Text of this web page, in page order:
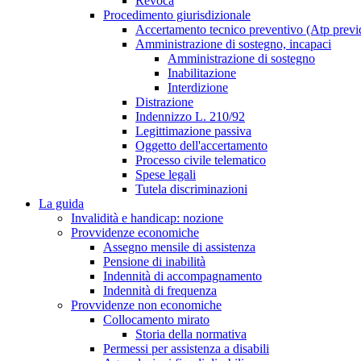
Procedimento giurisdizionale
Accertamento tecnico preventivo (Atp
Amministrazione di sostegno, incapaci
Amministrazione di sostegno
Inabilitazione
Interdizione
Distrazione
Indennizzo L. 210/92
Legittimazione passiva
Oggetto dell'accertamento
Processo civile telematico
Spese legali
Tutela discriminazioni
La guida
Invalidità e handicap: nozione
Provvidenze economiche
Assegno mensile di assistenza
Pensione di inabilità
Indennità di accompagnamento
Indennità di frequenza
Provvidenze non economiche
Collocamento mirato
Storia della normativa
Permessi per assistenza a disabili